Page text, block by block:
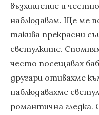
възхищение и
наблюдавам. Ще ме
такива прекрасни
светулките.
често посещавах
другари отивахме
наблюдавахме
романтична гледка.